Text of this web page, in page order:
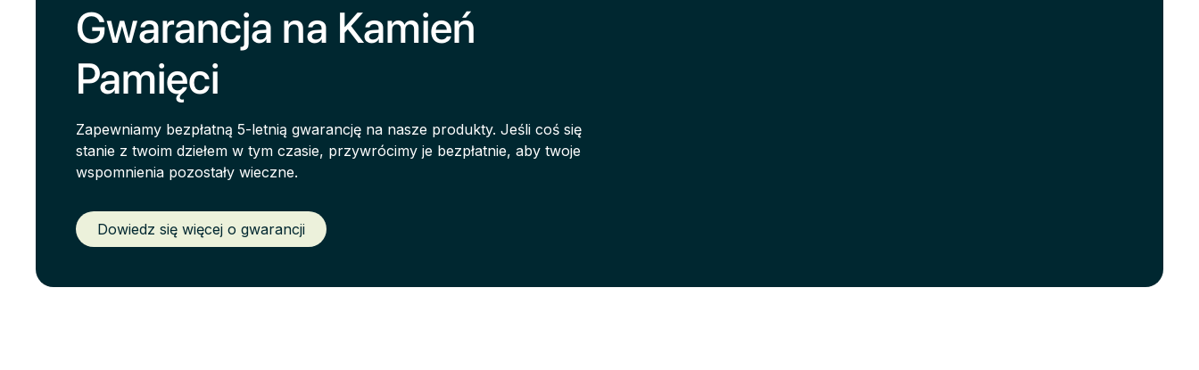
Gwarancja na Kamień
Pamięci
Zapewniamy bezpłatną 5-letnią gwarancję na nasze produkty. Jeśli coś się
stanie z twoim dziełem w tym czasie, przywrócimy je bezpłatnie, aby twoje
wspomnienia pozostały wieczne.
Dowiedz się więcej o gwarancji